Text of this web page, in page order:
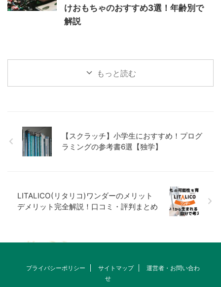
けおもちゃのおすすめ3選！年齢別で
解説
もっと読む
【スクラッチ】小学生におすすめ！プログ
ラミングの参考書6選【独学】
LITALICO(リタリコ)ワンダーのメリット
デメリット完全解説！口コミ・評判まとめ
プライバシーポリシー サイトマップ
運営者・お問い合わ
せ